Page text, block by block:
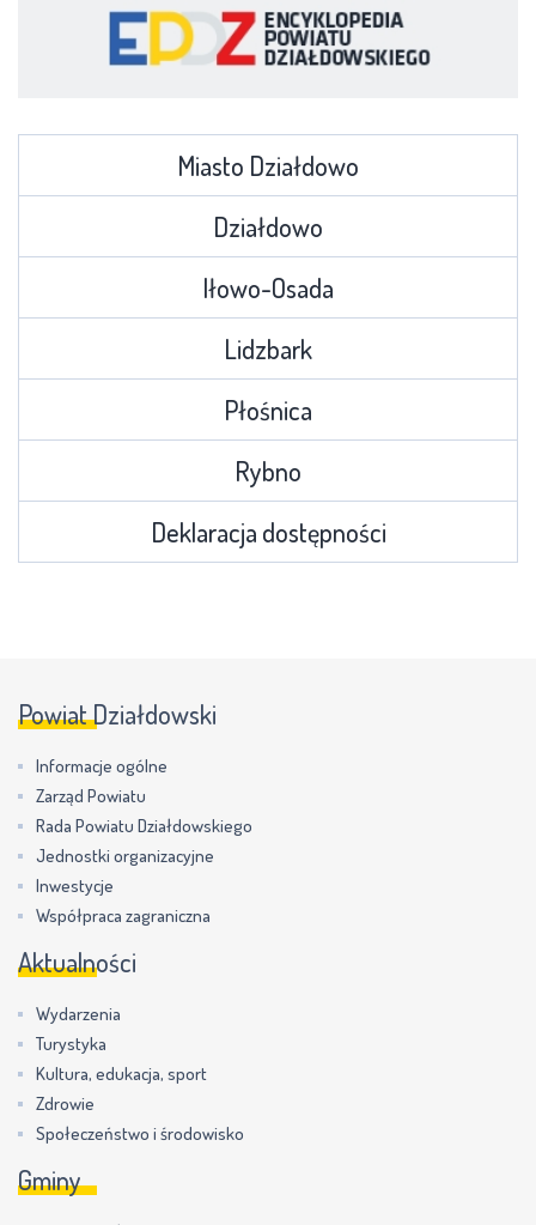
Miasto Działdowo
Działdowo
Iłowo-Osada
Lidzbark
Płośnica
Rybno
Deklaracja dostępności
Powiat Działdowski
Informacje ogólne
Zarząd Powiatu
Rada Powiatu Działdowskiego
Jednostki organizacyjne
Inwestycje
Współpraca zagraniczna
Aktualności
Wydarzenia
Turystyka
Kultura, edukacja, sport
Zdrowie
Społeczeństwo i środowisko
Gminy